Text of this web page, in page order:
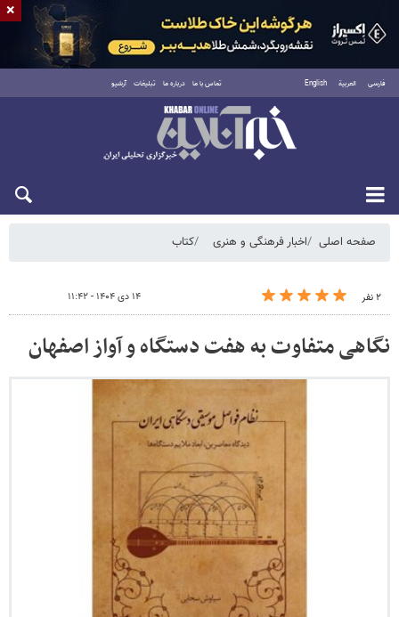
فارسی العربية English تماس با ما درباره ما تبلیغات آرشیو
پنجشنبه ۱۵ مرداد ۱۴۰۵
صفحه اصلی اخبار فرهنگی و هنری کتاب
۲ نفر ۱۴ دی ۱۴۰۴ - ۱۱:۴۲
نگاهی متفاوت به هفت دستگاه و آواز اصفهان
×